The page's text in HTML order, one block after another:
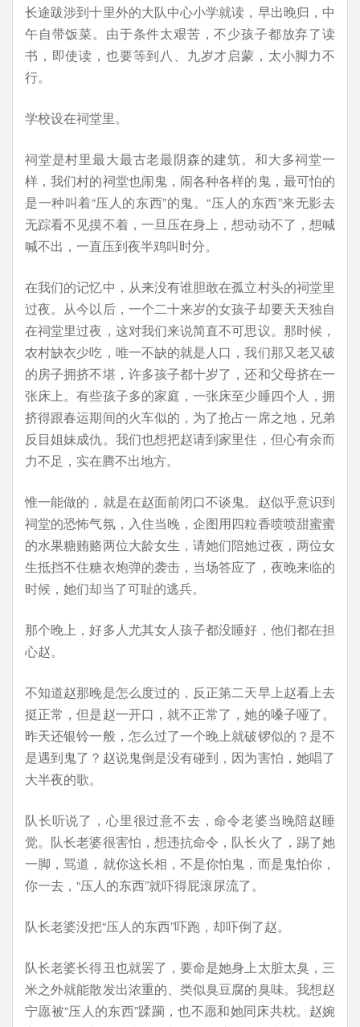
长途跋涉到十里外的大队中心小学就读，早出晚归，中
午自带饭菜。由于条件太艰苦，不少孩子都放弃了读
书，即使读，也要等到八、九岁才启蒙，太小脚力不
行。
学校设在祠堂里。
祠堂是村里最大最古老最阴森的建筑。和大多祠堂一
样，我们村的祠堂也闹鬼，闹各种各样的鬼，最可怕的
是一种叫着“压人的东西”的鬼。“压人的东西”来无影去
无踪看不见摸不着，一旦压在身上，想动动不了，想喊
喊不出，一直压到夜半鸡叫时分。
在我们的记忆中，从来没有谁胆敢在孤立村头的祠堂里
过夜。从今以后，一个二十来岁的女孩子却要天天独自
在祠堂里过夜，这对我们来说简直不可思议。那时候，
农村缺衣少吃，唯一不缺的就是人口，我们那又老又破
的房子拥挤不堪，许多孩子都十岁了，还和父母挤在一
张床上。有些孩子多的家庭，一张床至少睡四个人，拥
挤得跟春运期间的火车似的，为了抢占一席之地，兄弟
反目姐妹成仇。我们也想把赵请到家里住，但心有余而
力不足，实在腾不出地方。
惟一能做的，就是在赵面前闭口不谈鬼。赵似乎意识到
祠堂的恐怖气氛，入住当晚，企图用四粒香喷喷甜蜜蜜
的水果糖贿赂两位大龄女生，请她们陪她过夜，两位女
生抵挡不住糖衣炮弹的袭击，当场答应了，夜晚来临的
时候，她们却当了可耻的逃兵。
那个晚上，好多人尤其女人孩子都没睡好，他们都在担
心赵。
不知道赵那晚是怎么度过的，反正第二天早上赵看上去
挺正常，但是赵一开口，就不正常了，她的嗓子哑了。
昨天还银铃一般，怎么过了一个晚上就破锣似的？是不
是遇到鬼了？赵说鬼倒是没有碰到，因为害怕，她唱了
大半夜的歌。
队长听说了，心里很过意不去，命令老婆当晚陪赵睡
觉。队长老婆很害怕，想违抗命令，队长火了，踢了她
一脚，骂道，就你这长相，不是你怕鬼，而是鬼怕你，
你一去，“压人的东西”就吓得屁滚尿流了。
队长老婆没把“压人的东西”吓跑，却吓倒了赵。
队长老婆长得丑也就罢了，要命是她身上太脏太臭，三
米之外就能散发出浓重的、类似臭豆腐的臭味。我想赵
宁愿被“压人的东西”蹂躏，也不愿和她同床共枕。赵婉